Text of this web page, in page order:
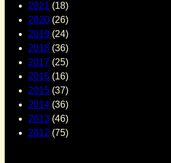
2021 (18)
2020 (26)
2019 (24)
2018 (36)
2017 (25)
2016 (16)
2015 (37)
2014 (36)
2013 (46)
2012 (75)